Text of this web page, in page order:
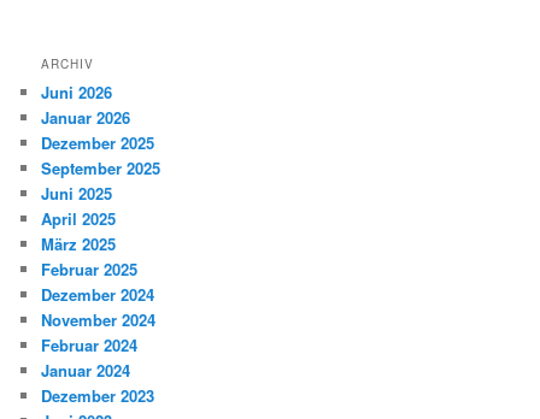
ARCHIV
Juni 2026
Januar 2026
Dezember 2025
September 2025
Juni 2025
April 2025
März 2025
Februar 2025
Dezember 2024
November 2024
Februar 2024
Januar 2024
Dezember 2023